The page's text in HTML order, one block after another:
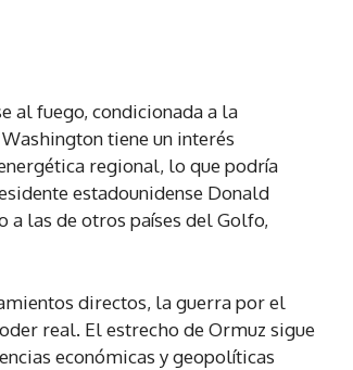
al fuego, condicionada a la
tiene un interés
regional, lo que podría
estadounidense Donald
a las de otros países del Golfo,
directos, la guerra por el
real. El estrecho de Ormuz sigue
económicas y geopolíticas